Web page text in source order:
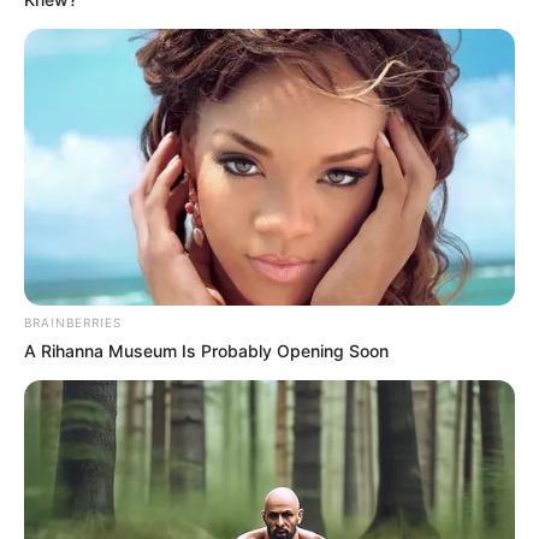
My Mom My Rival
Mama-Mama Pengejar Cinta(2025)
Open BO Lagi(2024), sebagai Ambar
Losmen Bu Broto the Series
Suami-Suami Masa Kini 2(2023), sebagai Diva
Bukannya Aku Tidak Mau Nikah
(MAXStream | 2023), sebagai
Open BO(2023), sebagai Ambar
Serigala Terakhir 2
Titisan: Thalia Pewaris Tahta Iblis(WeTV, iflix | 2020),
sebagai Sukma
Pretty Little Liars Season
(Viu | 2020, 2022), sebagai Amira
FTV
BRAINBERRIES
A Rihanna Museum Is Probably Opening Soon